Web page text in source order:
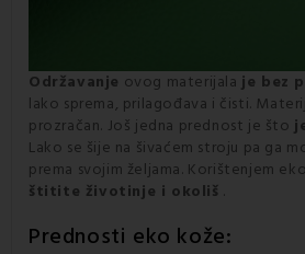
Održavanje ovog materijala je bez
lako sprema, prilagođava i čisti.
prozračan. Još jedna prednost je što
Lako se šije na šivaćem stroju pa ga
prema svojim željama. Korištenjem
štitite životinje i okoliš .
Prednosti eko kože: